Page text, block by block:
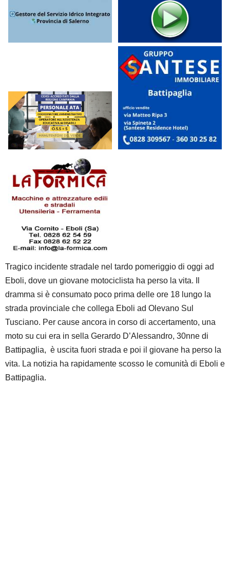
Tragico incidente stradale nel tardo pomeriggio di oggi ad
Eboli, dove un giovane motociclista ha perso la vita. Il
dramma si è consumato poco prima delle ore 18 lungo la
strada provinciale che collega Eboli ad Olevano Sul
Tusciano. Per cause ancora in corso di accertamento, una
moto su cui era in sella Gerardo D’Alessandro, 30nne di
Battipaglia, è uscita fuori strada e poi il giovane ha perso la
vita. La notizia ha rapidamente scosso le comunità di Eboli e
Battipaglia.